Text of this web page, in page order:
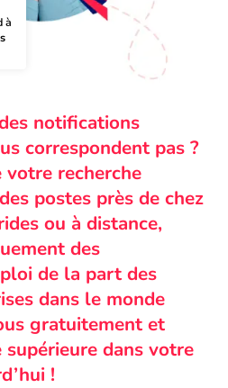
à
notifications
correspondent pas ?
recherche
postes près de chez
ou à distance,
des
de la part des
dans le monde
gratuitement et
supérieure dans votre
!